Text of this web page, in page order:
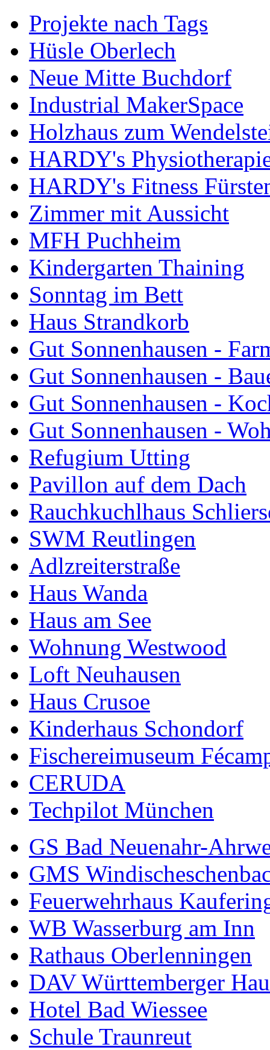
Projekte nach Tags
Hüsle Oberlech
Neue Mitte Buchdorf
Industrial MakerSpace
Holzhaus zum
HARDY's
HARDY's Fitness
Zimmer mit Aussicht
MFH Puchheim
Kindergarten Thaining
Sonntag im Bett
Haus Strandkorb
Gut Sonnenhausen -
Gut Sonnenhausen -
Gut Sonnenhausen -
Gut Sonnenhausen -
Refugium Utting
Pavillon auf dem Dach
Rauchkuchlhaus
SWM Reutlingen
Adlzreiterstraße
Haus Wanda
Haus am See
Wohnung Westwood
Loft Neuhausen
Haus Crusoe
Kinderhaus Schondorf
Fischereimuseum
CERUDA
Techpilot München
GS Bad Neuenahr-
GMS
Feuerwehrhaus
WB Wasserburg am Inn
Rathaus Oberlenningen
DAV Württemberger
Hotel Bad Wiessee
Schule Traunreut